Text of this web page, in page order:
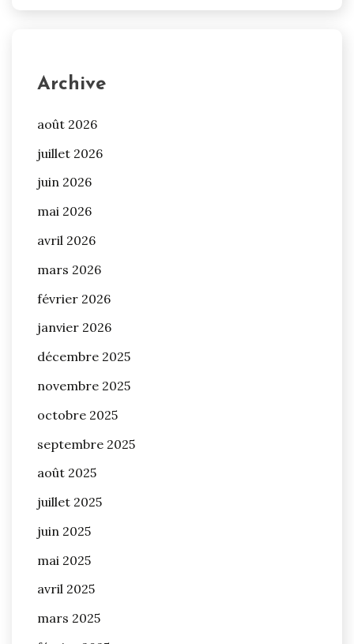
Archive
août 2026
juillet 2026
juin 2026
mai 2026
avril 2026
mars 2026
février 2026
janvier 2026
décembre 2025
novembre 2025
octobre 2025
septembre 2025
août 2025
juillet 2025
juin 2025
mai 2025
avril 2025
mars 2025